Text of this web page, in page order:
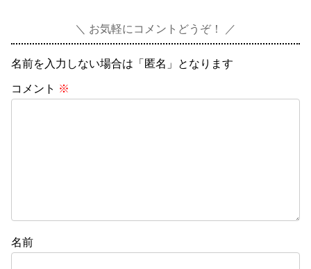
お気軽にコメントどうぞ！
名前を入力しない場合は「匿名」となります
コメント ※
名前